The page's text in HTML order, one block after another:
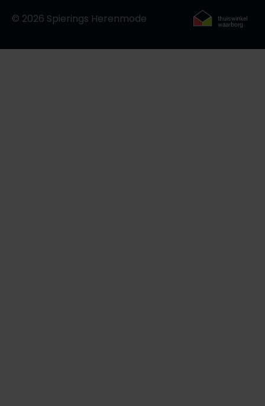
© 2026 Spierings Herenmode